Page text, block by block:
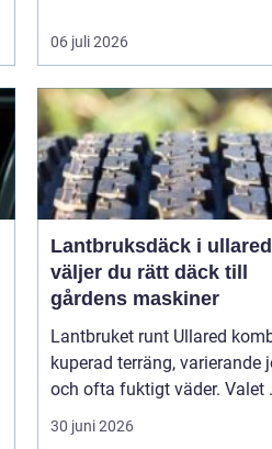
06 juli 2026
Lantbruksdäck i ullared
väljer du rätt däck till
gårdens maskiner
Lantbruket runt Ullared
kuperad terräng, varierande
och ofta fuktigt väder. Valet
30 juni 2026